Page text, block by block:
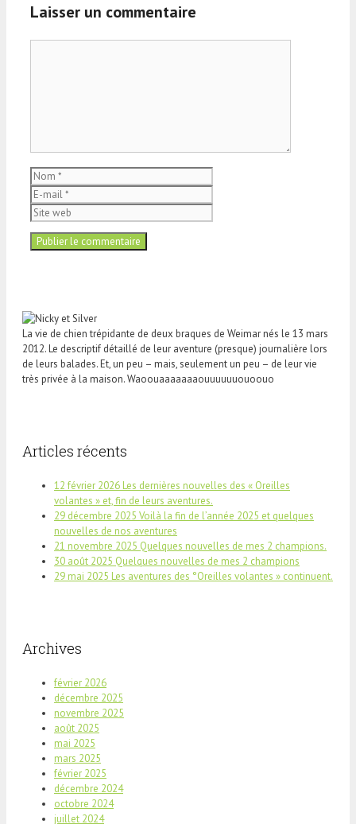
Laisser un commentaire
Nom
mail
web
La vie de chien trépidante de deux braques de Weimar nés le 13 mars
2012. Le descriptif détaillé de leur aventure (presque) journalière lors
de leurs balades. Et, un peu – mais, seulement un peu – de leur vie
très privée à la maison. Waoouaaaaaaaouuuuuuouoouo
Articles récents
12 février 2026 Les dernières nouvelles des « Oreilles
volantes » et, fin de leurs aventures.
29 décembre 2025 Voilà la fin de l’année 2025 et quelques
nouvelles de nos aventures
21 novembre 2025 Quelques nouvelles de mes 2 champions.
30 août 2025 Quelques nouvelles de mes 2 champions
29 mai 2025 Les aventures des °Oreilles volantes » continuent.
Archives
février 2026
décembre 2025
novembre 2025
août 2025
mai 2025
mars 2025
février 2025
décembre 2024
octobre 2024
juillet 2024